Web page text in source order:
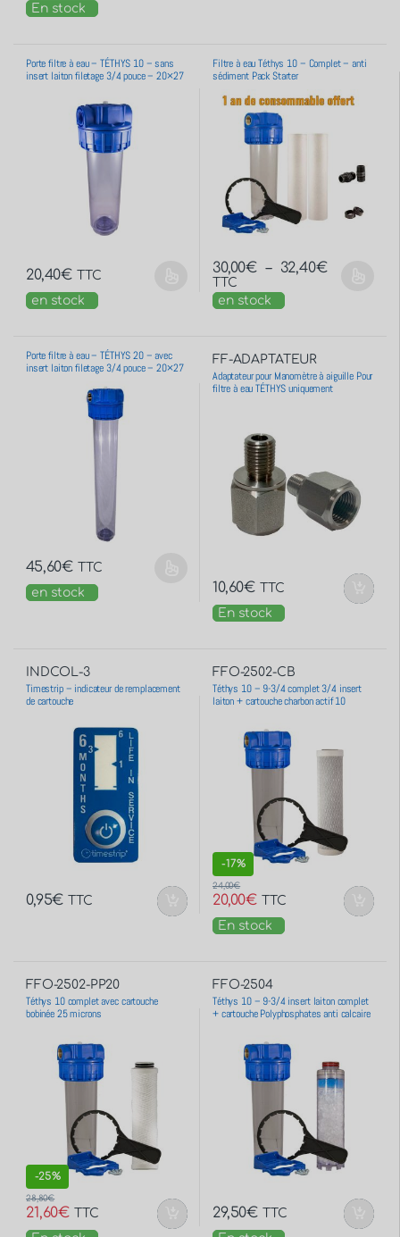
En stock
Porte filtre à eau – TÉTHYS 10 – sans
insert laiton filetage 3/4 pouce – 20×27
20,40€ TTC
en stock
Filtre à eau Téthys 10 – Complet – anti
sédiment Pack Starter
30,00€ – 32,40€
TTC
en stock
Porte filtre à eau – TÉTHYS 20 – avec
insert laiton filetage 3/4 pouce – 20×27
45,60€ TTC
en stock
FF-ADAPTATEUR
Adaptateur pour Manomètre à aiguille Pour
filtre à eau TÉTHYS uniquement
10,60€ TTC
En stock
INDCOL-3
Timestrip – indicateur de remplacement
de cartouche
0,95€ TTC
FFO-2502-CB
Téthys 10 – 9-3/4 complet 3/4 insert
laiton + cartouche charbon actif 10
-17%
20,00€
24,00€
TTC
En stock
FFO-2502-PP20
Téthys 10 complet avec cartouche
bobinée 25 microns
-25%
21,60€
28,80€
TTC
FFO-2504
Téthys 10 – 9-3/4 insert laiton complet
+ cartouche Polyphosphates anti calcaire
29,50€ TTC